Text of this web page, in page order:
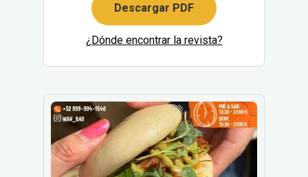
Descargar PDF
¿Dónde encontrar la revista?